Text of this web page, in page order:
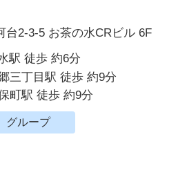
台2-3-5 お茶の水CRビル 6F
駅 徒歩 約6分
三丁目駅 徒歩 約9分
町駅 徒歩 約9分
グループ